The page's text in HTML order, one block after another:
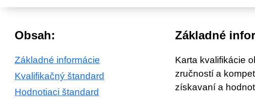
Obsah:
Základné informácie
Kvalifikačný štandard
Hodnotiaci štandard
Základné
Karta kvalifikácie
zručností a
získavaní a